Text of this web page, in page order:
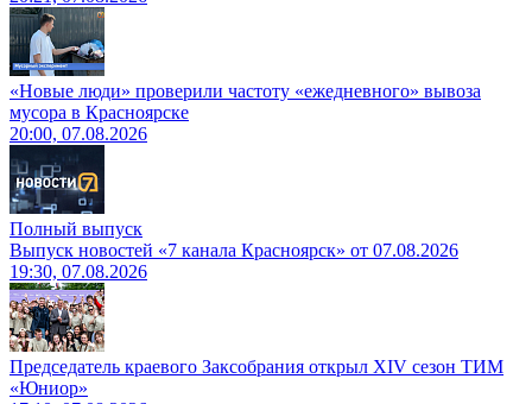
«Новые люди» проверили частоту «ежедневного» вывоза
мусора в Красноярске
20:00, 07.08.2026
Полный выпуск
Выпуск новостей «7 канала Красноярск» от 07.08.2026
19:30, 07.08.2026
Председатель краевого Заксобрания открыл XIV сезон ТИМ
«Юниор»